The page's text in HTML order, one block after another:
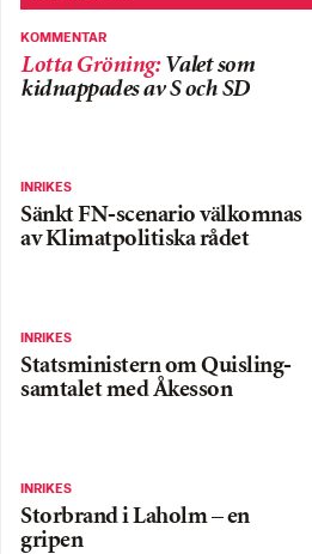
KOMMENTAR
Lotta Gröning: Valet som
kidnappades av S och SD
INRIKES
Sänkt FN-scenario välkomnas
av Klimatpolitiska rådet
INRIKES
Statsministern om Quisling-
samtalet med Åkesson
INRIKES
Storbrand i Laholm – en
gripen